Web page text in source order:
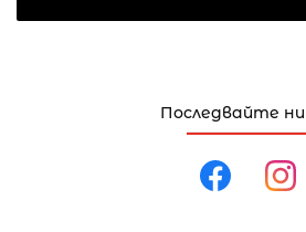
Последвайте